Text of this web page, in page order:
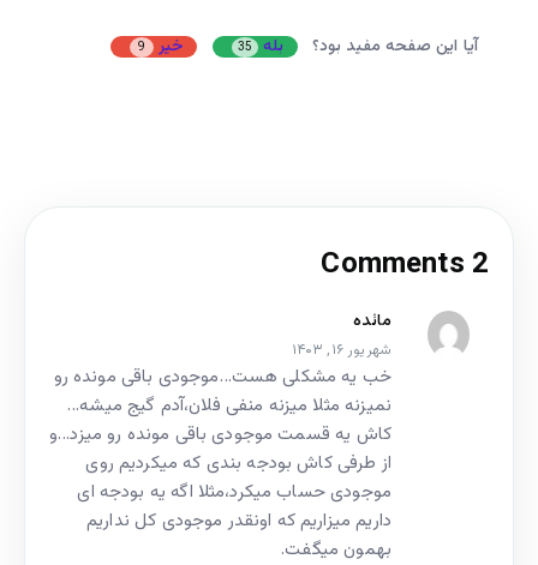
آیا این صفحه مفید بود؟ بله 35 خیر 9
2 Comments
مائده
شهریور ۱۶, ۱۴۰۳
خب یه مشکلی هست…موجودی باقی مونده رو
نمیزنه مثلا میزنه منفی فلان،آدم گیج میشه…
کاش یه قسمت موجودی باقی مونده رو میزد…و
از طرفی کاش بودجه بندی که میکردیم روی
موجودی حساب میکرد،مثلا اگه یه بودجه ای
داریم میزاریم که اونقدر موجودی کل نداریم
بهمون میگفت.